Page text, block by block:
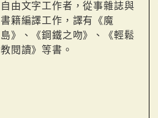
自由文字工作者，從事雜誌與
書籍編譯工作，譯有《魔
島》、《鋼鐵之吻》、《輕鬆
教閱讀》等書。